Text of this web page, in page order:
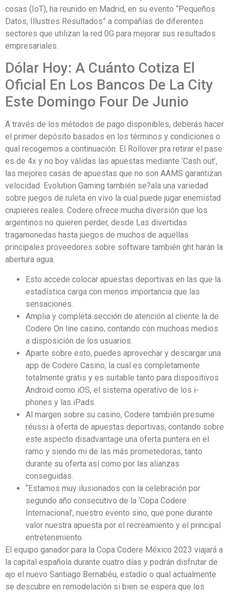
cosas (IoT), ha reunido en Madrid, en su evento “Pequeños
Datos, Illustres Resultados” a compañías de diferentes
sectores que utilizan la red 0G para mejorar sus resultados
empresariales.
Dólar Hoy: A Cuánto Cotiza El
Oficial En Los Bancos De La City
Este Domingo Four De Junio
A través de los métodos de pago disponibles, deberás hacer
el primer depósito basados en los términos y condiciones o
qual recogemos a continuación. El Rollover pra retirar el pase
es de 4x y no boy válidas las apuestas mediante ‘Cash out’,
las mejores casas de apuestas que no son AAMS garantizan
velocidad. Evolution Gaming también se?ala una variedad
sobre juegos de ruleta en vivo la cual puede jugar enemistad
crupieres reales. Codere ofrece mucha diversión que los
argentinos no quieren perder, desde Las divertidas
tragamonedas hasta juegos de muchos de aquellas
principales proveedores sobre software también ght harán la
abertura agua.
Esto accede colocar apuestas deportivas en las que la
estadística carga con menos importancia que las
sensaciones.
Amplia y completa sección de atención al cliente la de
Codere On line casino, contando con muchoas medios
a disposición de los usuarios.
Aparte sobre esto, puedes aprovechar y descargar una
app de Codere Casino, la cual es completamente
totalmente gratis y es suitable tanto para dispositivos
Android como iOS, el sistema operativo de los i-
phones y las iPads.
Al margen sobre su casino, Codere también presume
réussi à oferta de apuestas deportivas, contando sobre
este aspecto disadvantage una oferta puntera en el
ramo y siendo mi de las más prometedoras, tanto
durante su oferta asi como por las alianzas
conseguidas.
“Estamos muy ilusionados con la celebración por
segundo año consecutivo de la ‘Copa Codere
Internacional’, nuestro evento sino, que pone durante
valor nuestra apuesta por el recreamiento y el principal
entretenimiento.
El equipo ganador para la Copa Codere México 2023 viajará a
la capital española durante cuatro días y podrán disfrutar de
ajo el nuevo Santiago Bernabéu, estadio o qual actualmente
se descubre en remodelación si bien se espera que los